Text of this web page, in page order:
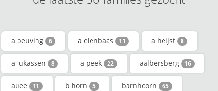
a beuving 6 a elenbaas 11 a heijst 8
a lukassen 8 a peek 22 aalbersberg 16
auee 11 b horn 5 barnhoorn 65